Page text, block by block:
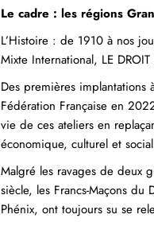
Le cadre : les régions
L’Histoire : de 1910 à nos
Mixte International, LE
Des premières
Fédération Française en
vie de ces ateliers en
économique, culturel et
Malgré les ravages de deux
siècle, les Francs-Maçons
Phénix, ont toujours su se